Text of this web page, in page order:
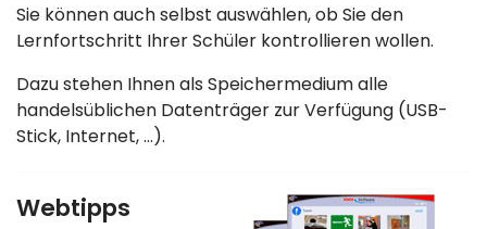
Sie können auch selbst auswählen, ob Sie den
Lernfortschritt Ihrer Schüler kontrollieren wollen.
Dazu stehen Ihnen als Speichermedium alle
handelsüblichen Datenträger zur Verfügung (USB-
Stick, Internet, ...).
Webtipps